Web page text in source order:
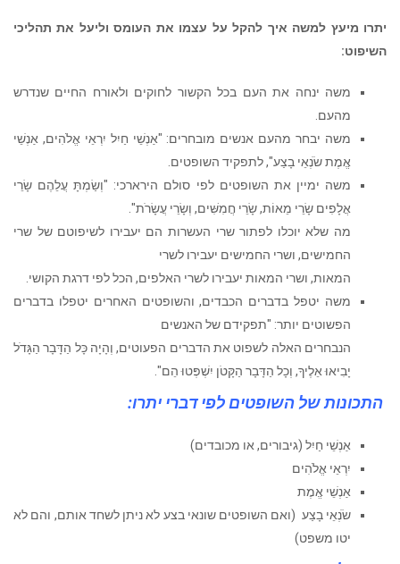
יתרו מיעץ למשה איך להקל על עצמו את העומס וליעל את תהליכי
השיפוט:
משה ינחה את העם בכל הקשור לחוקים ולאורח החיים שנדרש
מהעם.
משה יבחר מהעם אנשים מובחרים: "אַנְשֵׁי חַיִל יִרְאֵי אֱלֹהִים, אַנְשֵׁי
אֱמֶת שֹׂנְאֵי בָצַע", לתפקיד השופטים.
משה ימיין את השופטים לפי סולם הירארכי: "וְשַׂמְתָּ עֲלֵהֶם שָׂרֵי
אֲלָפִים שָׂרֵי מֵאוֹת, שָׂרֵי חֲמִשִּׁים, וְשָׂרֵי עֲשָׂרֹת".
מה שלא יוכלו לפתור שרי העשרות הם יעבירו לשיפוטם של שרי
החמישים, ושרי החמישים יעבירו לשרי
המאות, ושרי המאות יעבירו לשרי האלפים, הכל לפי דרגת הקושי.
משה יטפל בדברים הכבדים, והשופטים האחרים יטפלו בדברים
הפשוטים יותר: "תפקידם של האנשים
הנבחרים האלה לשפוט את הדברים הפעוטים, וְהָיָה כָּל הַדָּבָר הַגָּדֹל
יָבִיאוּ אֵלֶיךָ, וְכָל הַדָּבָר הַקָּטֹן יִשְׁפְּטוּ הֵם".
התכונות של השופטים לפי דברי יתרו:
אַנְשֵׁי חַיִל (גיבורים, או מכובדים)
יִרְאֵי אֱלֹהִים
אַנְשֵׁי אֱמֶת
שֹׂנְאֵי בָצַע (ואם השופטים שונאי בצע לא ניתן לשחד אותם, והם לא
יטו משפט)